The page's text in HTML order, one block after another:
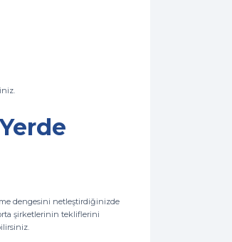
dengesini netleştirdiğinizde
şirketlerinin tekliflerini